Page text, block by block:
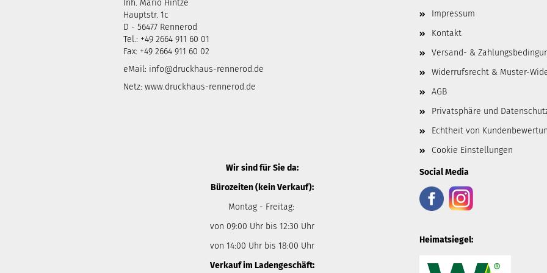
Inh. Mario Hintze
Hauptstr. 1c
D - 56477 Rennerod
Tel.: +49 2664 911 60 01
Fax: +49 2664 911 60 02
eMail: info@druckhaus-rennerod.de
Netz: www.druckhaus-rennerod.de
Impressum
Kontakt
Versand- &
Widerrufsrecht & Muster-
AGB
Privatsphäre und
Echtheit von
Cookie Einstellungen
Wir sind für Sie da:
Bürozeiten (kein Verkauf):
Montag - Freitag:
von 09:00 Uhr bis 12:30 Uhr
von 14:00 Uhr bis 18:00 Uhr
Verkauf im Ladengeschäft:
Social Media
Heimatsiegel: